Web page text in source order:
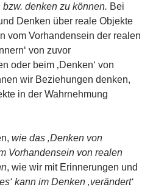
bzw. denken zu können. Bei
Denken über reale Objekte
vom Vorhandensein der realen
von zuvor
oder beim ‚Denken‘ von
wir Beziehungen denken,
in der Wahrnehmung
wie das ‚Denken von
Vorhandensein von realen
, wie wir mit Erinnerungen und
kann im Denken ‚verändert‘